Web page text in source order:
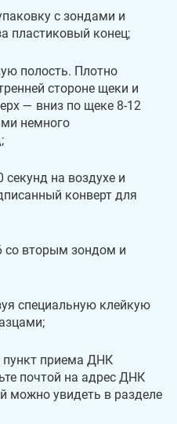
с зондами и
пластиковый конец;
полость. Плотно
стороне щеки и
— вниз по щеке 8-12
немного
секунд на воздухе и
конверт для
со вторым зондом и
специальную клейкую
пункт приема ДНК
почтой на адрес ДНК
можно увидеть в разделе